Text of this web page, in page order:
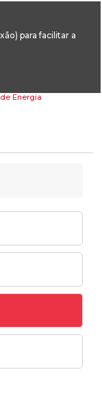
para facilitar a
Energia